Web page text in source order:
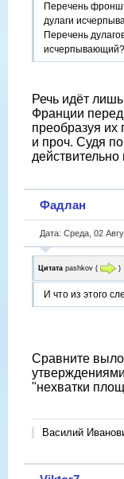
Перечень
дулаги
Перечень
исчерпывающий?
Речь идёт
Франции
преобразуя их
и проч. Судя
Фадлан
Дата: Среда, 02
Цитата pashkov ( )
И что из этого
Сравните
"нехватки
Василий